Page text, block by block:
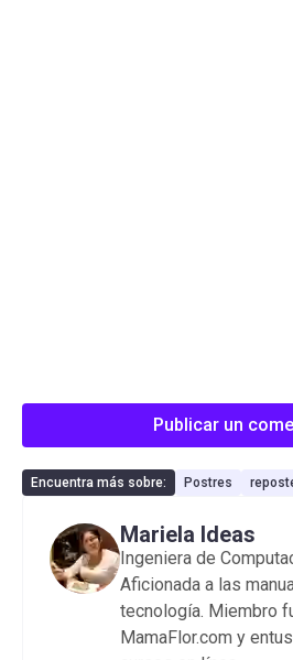
Publicar un
Encuentra más sobre: Postres
Mariela Ideas
Ingeniera de
Aficionada a las
tecnología. Miembro
MamaFlor.com y